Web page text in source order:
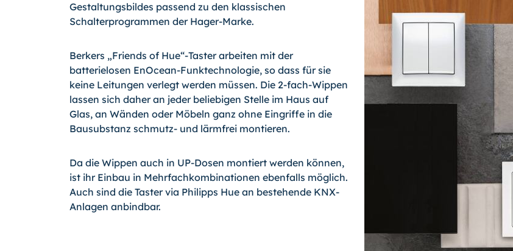
Gestaltungsbildes passend zu den klassischen
Schalterprogrammen der Hager-Marke.
Berkers „Friends of Hue“-Taster arbeiten mit der
batterielosen EnOcean-Funktechnologie, so dass für sie
keine Leitungen verlegt werden müssen. Die 2-fach-Wippen
lassen sich daher an jeder beliebigen Stelle im Haus auf
Glas, an Wänden oder Möbeln ganz ohne Eingriffe in die
Bausubstanz schmutz- und lärmfrei montieren.
Da die Wippen auch in UP-Dosen montiert werden können,
ist ihr Einbau in Mehrfachkombinationen ebenfalls möglich.
Auch sind die Taster via Philipps Hue an bestehende KNX-
Anlagen anbindbar.